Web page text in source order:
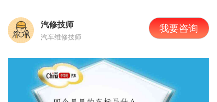
汽修技师
汽车维修技师
我要咨询